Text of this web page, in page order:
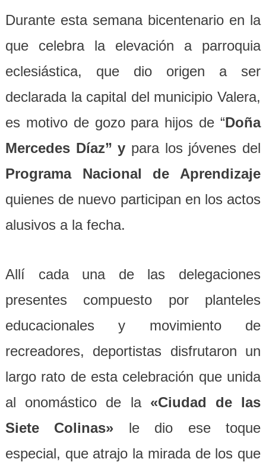
Durante esta semana bicentenario en la
que celebra la elevación a parroquia
eclesiástica, que dio origen a ser
declarada la capital del municipio Valera,
es motivo de gozo para hijos de “Doña
Mercedes Díaz” y para los jóvenes del
Programa Nacional de Aprendizaje
quienes de nuevo participan en los actos
alusivos a la fecha.
Allí cada una de las delegaciones
presentes compuesto por planteles
educacionales y movimiento de
recreadores, deportistas disfrutaron un
largo rato de esta celebración que unida
al onomástico de la «Ciudad de las
Siete Colinas» le dio ese toque
especial, que atrajo la mirada de los que